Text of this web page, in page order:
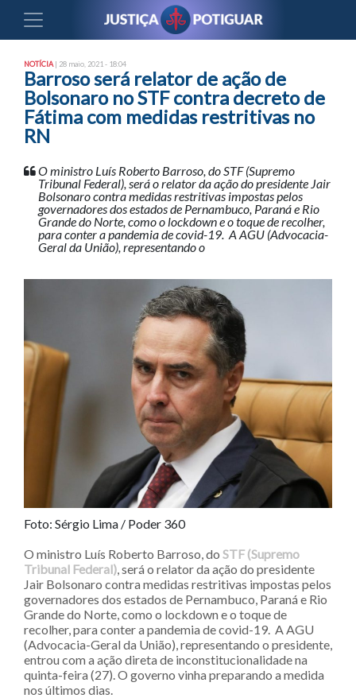
NOTÍCIA | 28 maio, 2021 - 18:04
Barroso será relator de ação de
Bolsonaro no STF contra decreto de
Fátima com medidas restritivas no
RN
O ministro Luís Roberto Barroso, do STF (Supremo
Tribunal Federal), será o relator da ação do presidente Jair
Bolsonaro contra medidas restritivas impostas pelos
governadores dos estados de Pernambuco, Paraná e Rio
Grande do Norte, como o lockdown e o toque de recolher,
para conter a pandemia de covid-19. A AGU (Advocacia-
Geral da União), representando o
Foto: Sérgio Lima / Poder 360
O ministro Luís Roberto Barroso, do STF (Supremo
Tribunal Federal), será o relator da ação do presidente
Jair Bolsonaro contra medidas restritivas impostas pelos
governadores dos estados de Pernambuco, Paraná e Rio
Grande do Norte, como o lockdown e o toque de
recolher, para conter a pandemia de covid-19. A AGU
(Advocacia-Geral da União), representando o presidente,
entrou com a ação direta de inconstitucionalidade na
quinta-feira (27). O governo vinha preparando a medida
nos últimos dias.